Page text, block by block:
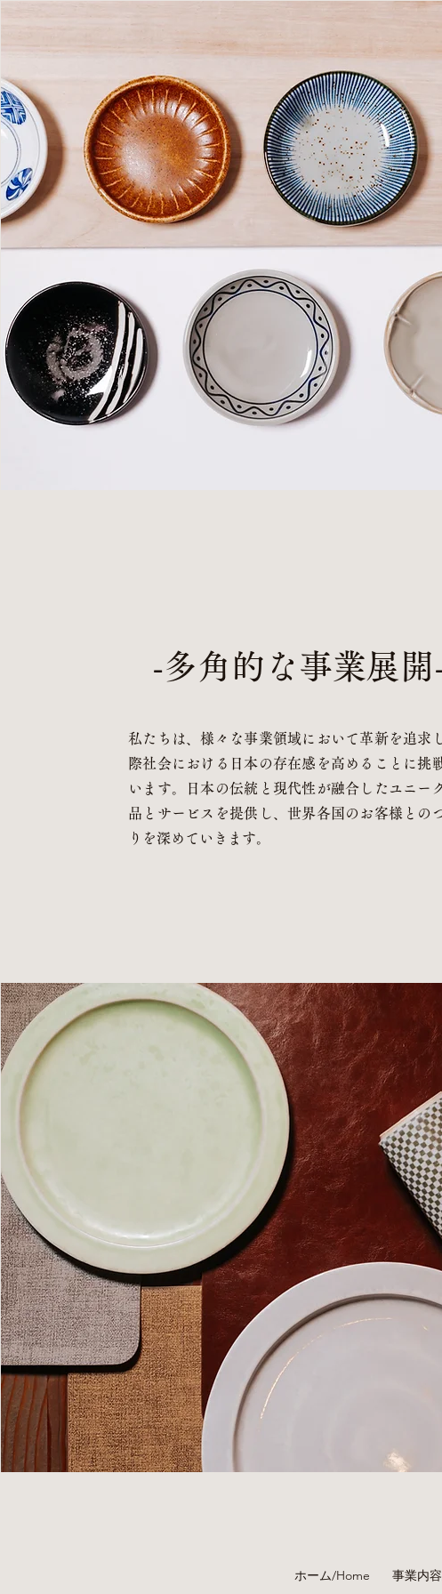
-多角的な事業展開
私たちは、様々な事業領域において革新を追求
際社会における日本の存在感を高めることに挑
います。日本の伝統と現代性が融合したユニー
品とサービスを提供し、世界各国のお客様との
りを深めていきます。
ホーム/Home 事業内